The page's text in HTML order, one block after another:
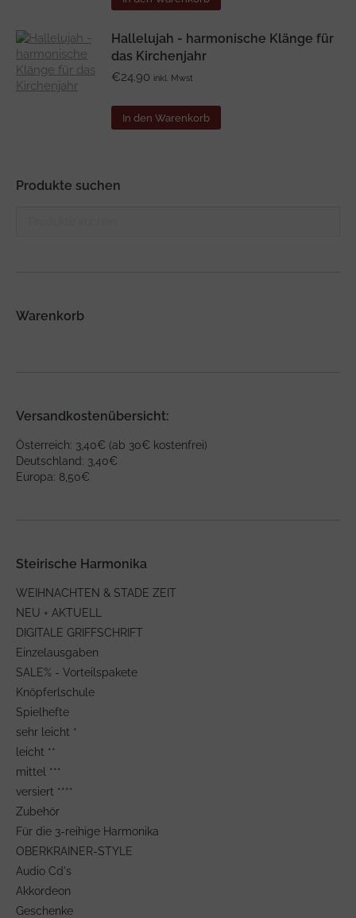
Hallelujah - harmonische Klänge für
das Kirchenjahr
€24.90 inkl. Mwst
In den Warenkorb
Produkte suchen
Warenkorb
Versandkostenübersicht:
Österreich: 3,40€ (ab 30€ kostenfrei)
Deutschland: 3,40€
Europa: 8,50€
Steirische Harmonika
WEIHNACHTEN & STADE ZEIT
NEU + AKTUELL
DIGITALE GRIFFSCHRIFT
Einzelausgaben
SALE% - Vorteilspakete
Knöpferlschule
Spielhefte
sehr leicht *
leicht **
mittel ***
versiert ****
Zubehör
Für die 3-reihige Harmonika
OBERKRAINER-STYLE
Audio Cd's
Akkordeon
Geschenke